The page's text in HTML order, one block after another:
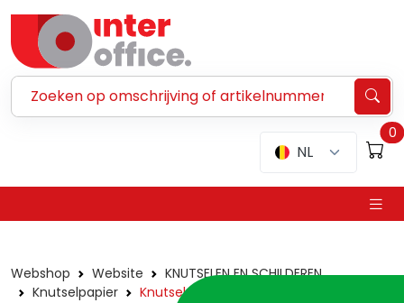
NL
0
Webshop Website
KNUTSELEN EN SCHILDEREN
Knutselpapier
Knutselpapier divers